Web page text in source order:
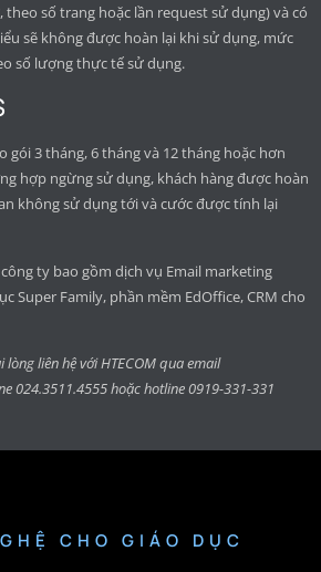
số trang hoặc lần request sử dụng) và có
sẽ không được hoàn lại khi sử dụng, mức
số lượng thực tế sử dụng.
gói 3 tháng, 6 tháng và 12 tháng hoặc hơn
hợp ngừng sử dụng, khách hàng được hoàn
không sử dụng tới và cước được tính lại
công ty bao gồm dịch vụ Email marketing
Super Family, phần mềm EdOffice, CRM cho
liên hệ với HTECOM qua email
024.3511.4555 hoặc hotline 0919-331-331
CHO GIÁO DỤC